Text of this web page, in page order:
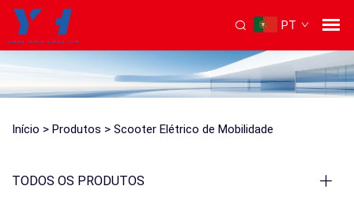
PT
Início > Produtos > Scooter Elétrico de Mobilidade
TODOS OS PRODUTOS